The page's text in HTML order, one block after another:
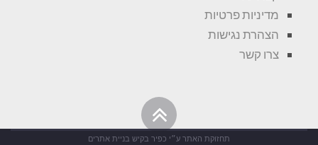
מדיניות פרטיות
הצהרת נגישות
צרו קשר
תחזוקת האתר ע״י כפיר בקיש בניית אתרים
גלילה
לראש